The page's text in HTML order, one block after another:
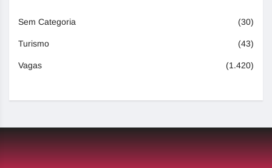
Sem Categoria (30)
Turismo (43)
Vagas (1.420)